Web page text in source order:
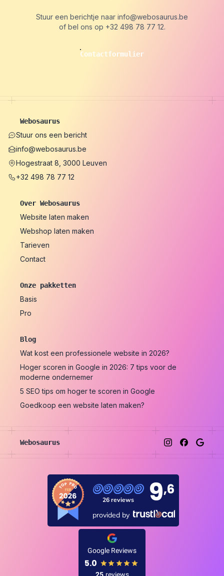
Stuur een berichtje naar info@webosaurus.be
of bel ons op +32 498 78 77 12.
Contactformulier
Webosaurus
Stuur ons een bericht
info@webosaurus.be
Hogestraat 8, 3000 Leuven
+32 498 78 77 12
Over Webosaurus
Website laten maken
Webshop laten maken
Tarieven
Contact
Onze pakketten
Basis
Pro
Blog
Wat kost een professionele website in 2026?
Hoger scoren in Google in 2026: 7 tips voor de
moderne ondernemer
5 SEO tips om hoger te scoren in Google
Goedkoop een website laten maken?
Webosaurus
Instagram
Facebook
Google
26 reviews 9,6
provided by
Google Reviews
5.0